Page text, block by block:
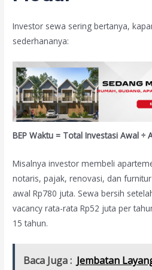
Investor sewa sering bertanya,
sederhananya:
BEP Waktu = Total Investasi Awal ÷
Misalnya investor membeli
notaris, pajak, renovasi, dan
awal Rp780 juta. Sewa bersih
vacancy rata-rata Rp52 juta per
15 tahun.
Baca Juga : Jembatan